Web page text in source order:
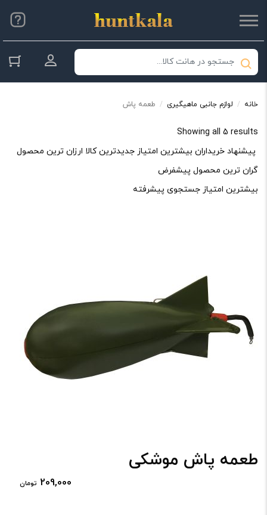
ورود به
خانه / لوازم جانبی ماهیگیری / طعمه پاش
Showing all 5 results
Sorted
by
average
rating
پیشنهاد خریداران بیشترین امتیاز جدیدترین کالا ارزان ترین محصول
گران ترین محصول پیشفرض
بیشترین امتیاز جستجوی پیشرفته
طعمه پاش موشکی
209,000 تومان